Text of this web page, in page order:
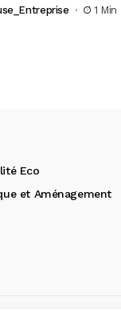
1 Min
Eco
et Aménagement